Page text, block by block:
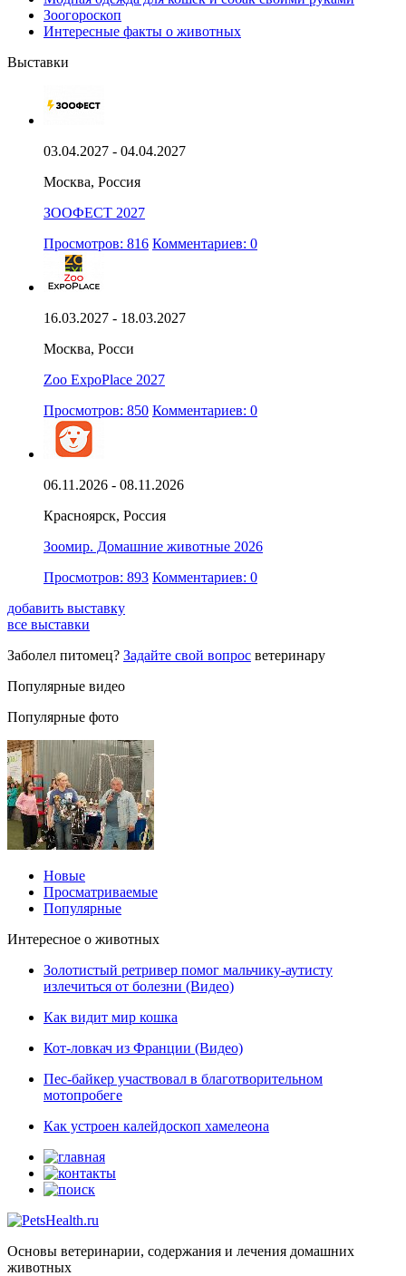
Зоогороскоп
Интересные факты о животных
Выставки
03.04.2027 - 04.04.2027
Москва, Россия
ЗООФЕСТ 2027
Просмотров: 816 Комментариев: 0
16.03.2027 - 18.03.2027
Москва, Росси
Zoo ExpoPlace 2027
Просмотров: 850 Комментариев: 0
06.11.2026 - 08.11.2026
Красноярск, Россия
Зоомир. Домашние животные 2026
Просмотров: 893 Комментариев: 0
добавить выставку
все выставки
Заболел питомец? Задайте свой вопрос ветеринару
Популярные видео
Популярные фото
Новые
Просматриваемые
Популярные
Интересное о животных
Золотистый ретривер помог мальчику-аутисту
излечиться от болезни (Видео)
Как видит мир кошка
Кот-ловкач из Франции (Видео)
Пес-байкер участвовал в благотворительном
мотопробеге
Как устроен калейдоскоп хамелеона
Основы ветеринарии, содержания и лечения домашних
животных